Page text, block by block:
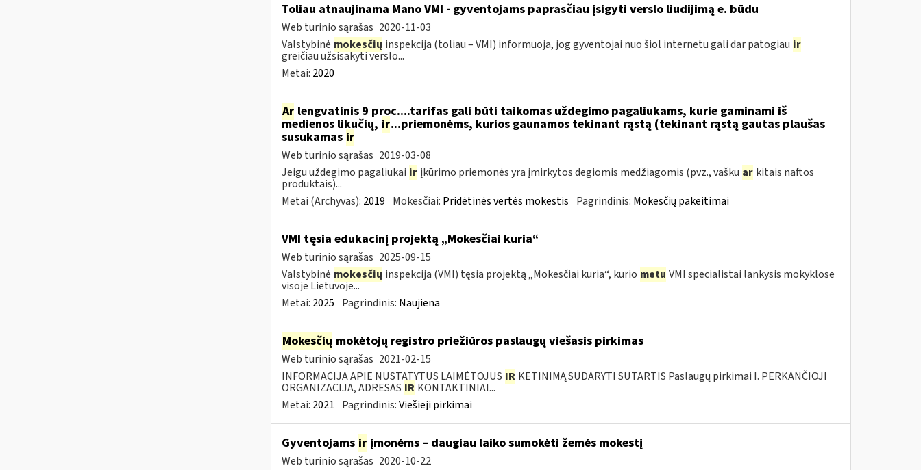
Toliau atnaujinama Mano VMI - gyventojams paprasčiau įsigyti verslo liudijimą e. būdu
Web turinio sąrašas 2020-11-03
Valstybinė mokesčių inspekcija (toliau – VMI) informuoja, jog gyventojai nuo šiol internetu gali dar patogiau ir
greičiau užsisakyti verslo...
Metai: 2020
Arlengvatinis 9 proc....tarifas gali būti taikomas uždegimo pagaliukams, kurie gaminami iš
medienos likučių, ir...priemonėms, kurios gaunamos tekinant rąstą (tekinant rąstą gautas plaušas
susukamas ir
Web turinio sąrašas 2019-03-08
Jeigu uždegimo pagaliukai ir įkūrimo priemonės yra įmirkytos degiomis medžiagomis (pvz., vašku ar kitais naftos
produktais)...
Metai (Archyvas): 2019 Mokesčiai: Pridėtinės vertės mokestis Pagrindinis: Mokesčių pakeitimai
VMI tęsia edukacinį projektą „Mokesčiai kuria“
Web turinio sąrašas 2025-09-15
Valstybinė mokesčių inspekcija (VMI) tęsia projektą „Mokesčiai kuria“, kurio metu VMI specialistai lankysis mokyklose
visoje Lietuvoje...
Metai: 2025 Pagrindinis: Naujiena
Mokesčių mokėtojų registro priežiūros paslaugų viešasis pirkimas
Web turinio sąrašas 2021-02-15
INFORMACIJA APIE NUSTATYTUS LAIMĖTOJUS IR KETINIMĄ SUDARYTI SUTARTIS Paslaugų pirkimai I. PERKANČIOJI
ORGANIZACIJA, ADRESAS IR KONTAKTINIAI...
Metai: 2021 Pagrindinis:Viešieji pirkimai
Gyventojams irįmonėms – daugiau laiko sumokėti žemės mokestį
Web turinio sąrašas 2020-10-22